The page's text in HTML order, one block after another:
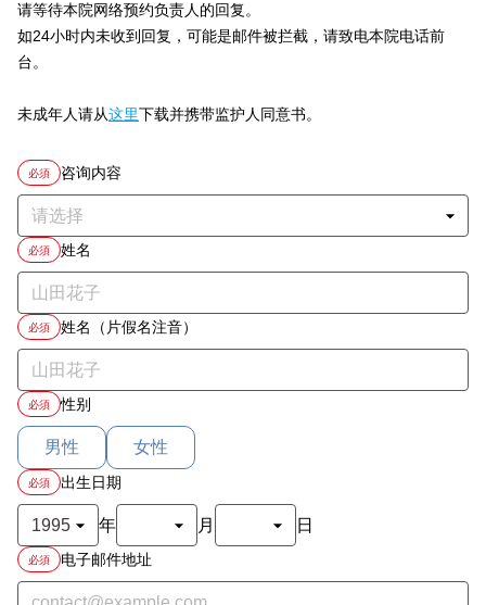
请等待本院网络预约负责人的回复。
如24小时内未收到回复，可能是邮件被拦截，请致电本院电话前
台。
未成年人请从这里下载并携带监护人同意书。
必須 咨询内容
必須 姓名
必須 姓名（片假名注音）
必須 性别
男性 女性
必須 出生日期
年 月 日
必須 电子邮件地址